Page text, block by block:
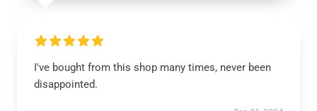
I've bought from this shop many times, never been
disappointed.